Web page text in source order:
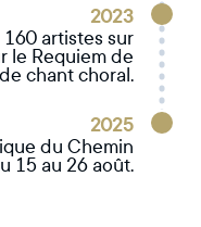
2023
artistes sur
le Requiem de
chant choral.
2025
du Chemin
15 au 26 août.